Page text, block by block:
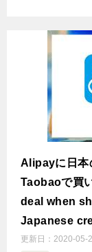
Alipayに日本
Taobaoで買
deal when
Japanese
更新日： 2020-05-